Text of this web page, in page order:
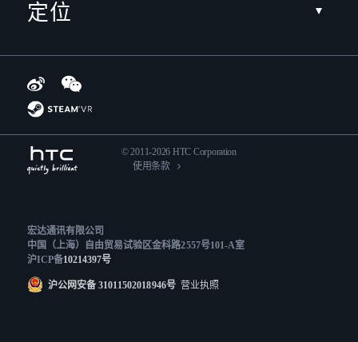
定位
© 2011-2026 HTC Corporation
使用条款
宏达通讯有限公司
中国（上海）自由贸易试验区金科路2557号101-A室
沪ICP备10214397号
沪公网安备 31011502018946号营业执照